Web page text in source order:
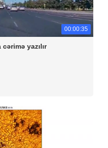
00:00:35
yazılır